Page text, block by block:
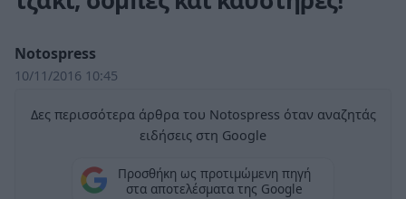
Notospress
10/11/2016 10:45
Δες περισσότερα άρθρα του Notospress όταν αναζητάς
ειδήσεις στη Google
Προσθήκη ως προτιμώμενη πηγή
στα αποτελέσματα της Google